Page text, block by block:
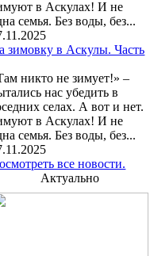
в Аскулах! И не
семья. Без воды, без...
зимовку в Аскулы. Часть
никто не зимует!» –
нас убедить в
селах. А вот и нет.
в Аскулах! И не
семья. Без воды, без...
все новости.
Актуально